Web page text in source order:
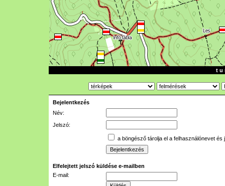
t u
Bejelentkezés
Név:
Jelszó:
a böngésző tárolja el a felhasználónevet és
Elfelejtett jelszó küldése e-mailben
E-mail: